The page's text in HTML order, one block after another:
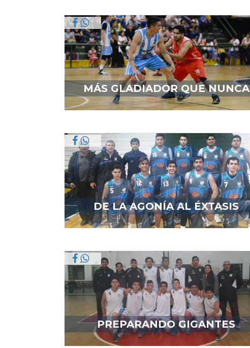
MÁS GLADIADOR QUE NUNCA
DE LA AGONÍA AL ÉXTASIS
PREPARANDO GIGANTES